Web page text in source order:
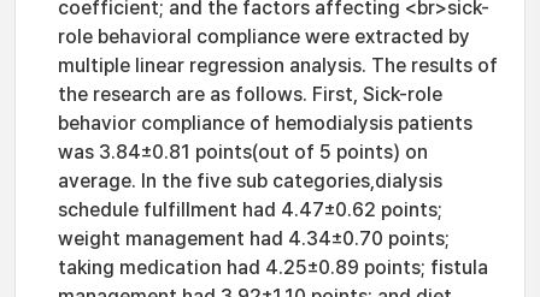
coefficient; and the factors affecting <br>sick-
role behavioral compliance were extracted by
multiple linear regression analysis. The results of
the research are as follows. First, Sick-role
behavior compliance of hemodialysis patients
was 3.84±0.81 points(out of 5 points) on
average. In the five sub categories,dialysis
schedule fulfillment had 4.47±0.62 points;
weight management had 4.34±0.70 points;
taking medication had 4.25±0.89 points; fistula